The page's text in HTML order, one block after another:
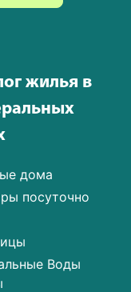
жилья в
дома
посуточно
Воды